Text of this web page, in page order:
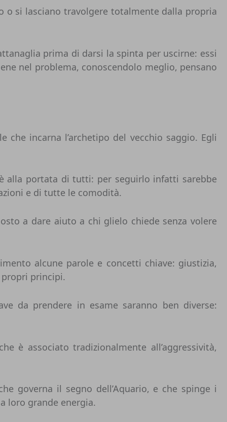
o si lasciano travolgere totalmente dalla propria
prima di darsi la spinta per uscirne: essi
nel problema, conoscendolo meglio, pensano
incarna l’archetipo del vecchio saggio. Egli
alla portata di tutti: per seguirlo infatti sarebbe
e di tutte le comodità.
a dare aiuto a chi glielo chiede senza volere
alcune parole e concetti chiave: giustizia,
propri principi.
da prendere in esame saranno ben diverse:
è associato tradizionalmente all’aggressività,
governa il segno dell’Aquario, e che spinge i
loro grande energia.